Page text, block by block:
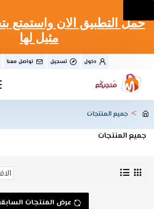
حمل التطبيق الان واستمتع
مثيل لها
دخول تسجيل تواصل معنا
جميع المنتجات
جميع المنتجات
عرض المنتجات